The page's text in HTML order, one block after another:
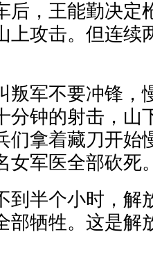
后，王能勤决定
上攻击。但连续
叛军不要冲锋，
分钟的射击，山
们拿着藏刀开始
女军医全部砍死
到半个小时，解
部牺牲。这是解